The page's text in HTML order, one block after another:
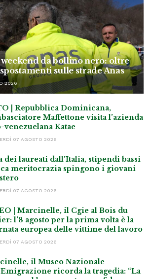
weekend da bollino nero: oltre
sulle strade Anas
2026
| Repubblica Dominicana,
Maffettone visita l’azienda
venezuelana Katae
07 AGOSTO 2026
dei laureati dall’Italia, stipendi bassi
meritocrazia spingono i giovani
07 AGOSTO 2026
| Marcinelle, il Cgie al Bois du
l’8 agosto per la prima volta è la
europea delle vittime del lavoro
07 AGOSTO 2026
il Museo Nazionale
ricorda la tragedia: “La